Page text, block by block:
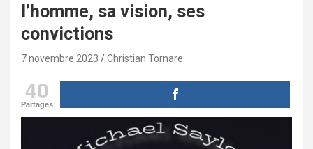
l’homme, sa vision, ses
convictions
7 novembre 2023 Christian Tornare
40
Partages